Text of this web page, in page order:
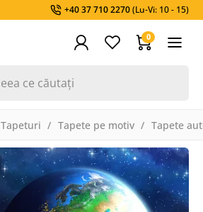
+40 37 710 2270(Lu-Vi: 10 - 15)
0
Tapeturi Tapete pe motiv Tapete